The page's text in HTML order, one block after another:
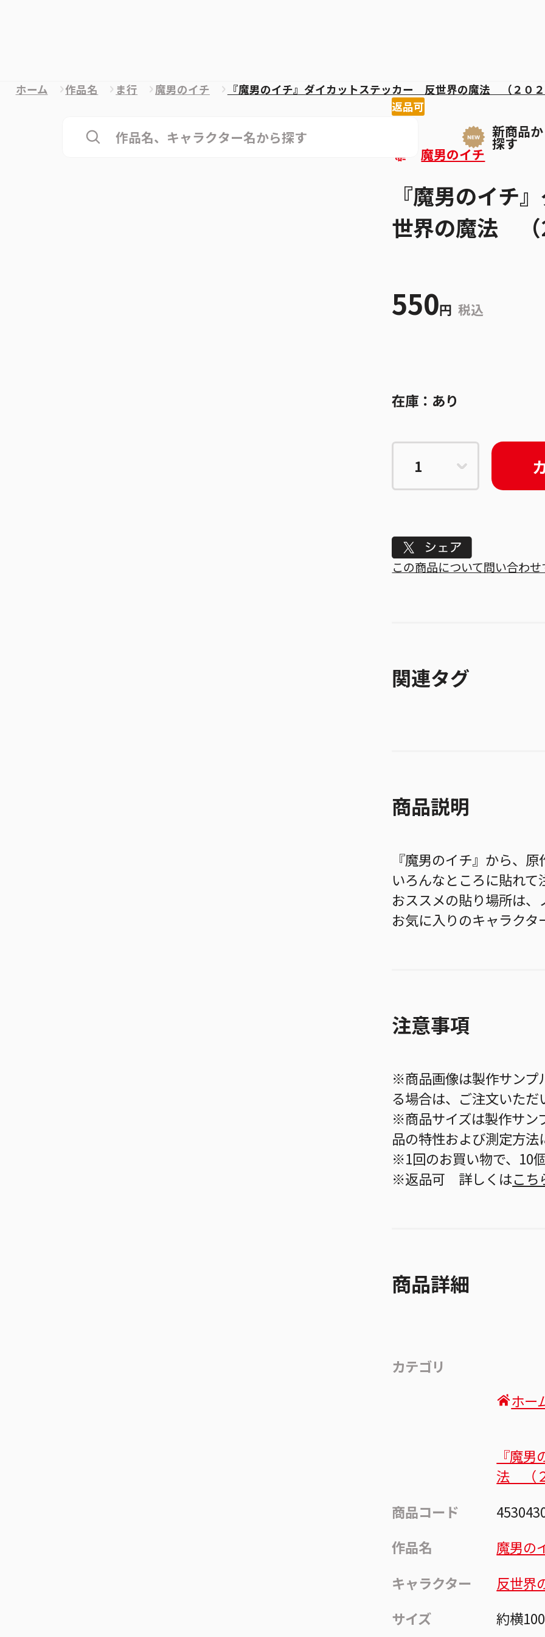
新商品
探す
ホーム 作品名 ま行 魔男のイチ 『魔男のイチ』ダイカットステッカー 反世界の魔法 （２０
返品可
魔男のイチ
『魔男のイチ
世界の魔法 （
550円 税込
在庫： あり
Tweet
この商品について問い合わ
関連タグ
商品説明
『魔男のイチ』から、
いろんなところに貼れ
おススメの貼り場所は
お気に入りのキャラク
注意事項
※商品画像は製作サンプ
る場合は、ご注文いた
※商品サイズは製作サン
品の特性および測定方
※1回のお買い物で、10
※返品可 詳しくはこち
商品詳細
カテゴリ
ホー
『魔
法 （
商品コード
作品名
魔男の
キャラクター
反世界
サイズ
約横